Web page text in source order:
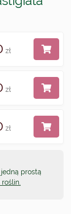
zł
zł
zł
prostą